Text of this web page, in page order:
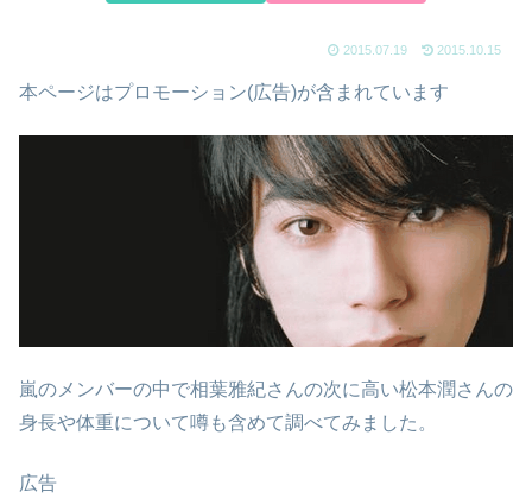
2015.07.19 2015.10.15
本ページはプロモーション(広告)が含まれています
嵐のメンバーの中で相葉雅紀さんの次に高い松本潤さんの
身長や体重について噂も含めて調べてみました。
広告